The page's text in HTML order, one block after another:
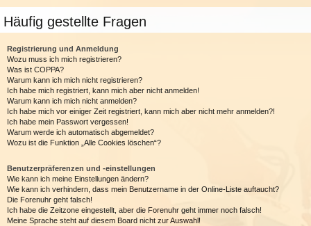
Häufig gestellte Fragen
Registrierung und Anmeldung
Wozu muss ich mich registrieren?
Was ist COPPA?
Warum kann ich mich nicht registrieren?
Ich habe mich registriert, kann mich aber nicht anmelden!
Warum kann ich mich nicht anmelden?
Ich habe mich vor einiger Zeit registriert, kann mich aber nicht mehr anmelden?!
Ich habe mein Passwort vergessen!
Warum werde ich automatisch abgemeldet?
Wozu ist die Funktion „Alle Cookies löschen“?
Benutzerpräferenzen und -einstellungen
Wie kann ich meine Einstellungen ändern?
Wie kann ich verhindern, dass mein Benutzername in der Online-Liste auftaucht?
Die Forenuhr geht falsch!
Ich habe die Zeitzone eingestellt, aber die Forenuhr geht immer noch falsch!
Meine Sprache steht auf diesem Board nicht zur Auswahl!